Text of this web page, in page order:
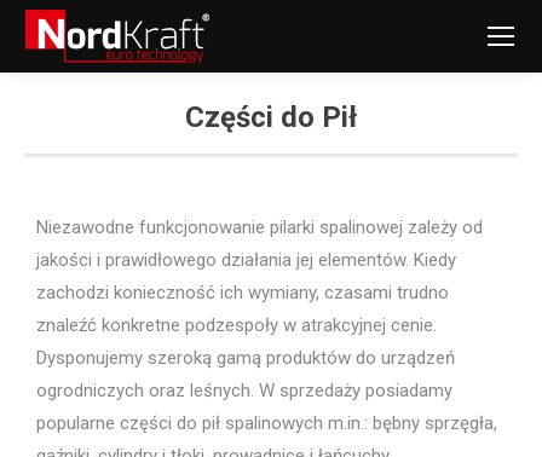
Części do Pił
Niezawodne funkcjonowanie pilarki spalinowej zależy od
jakości i prawidłowego działania jej elementów. Kiedy
zachodzi konieczność ich wymiany, czasami trudno
znaleźć konkretne podzespoły w atrakcyjnej cenie.
Dysponujemy szeroką gamą produktów do urządzeń
ogrodniczych oraz leśnych. W sprzedaży posiadamy
popularne części do pił spalinowych m.in.: bębny sprzęgła,